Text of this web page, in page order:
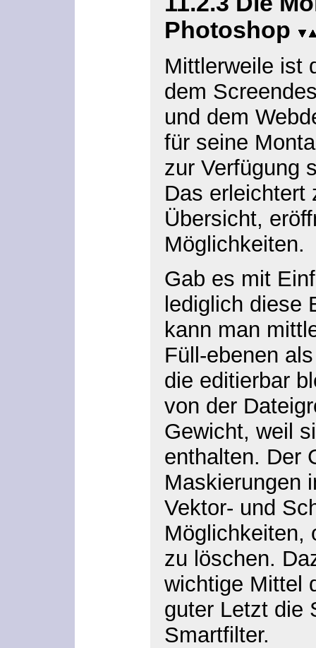
Photoshop
Mittlerweile ist
dem
und dem
für seine
zur Verfügung
Das erleichtert
Übersicht,
Möglichkeiten.
Gab es mit
lediglich diese
kann man
Füll-ebenen
die editierbar
von der
Gewicht, weil
enthalten. Der
Maskierungen
Vektor- und
Möglichkeiten,
zu löschen.
wichtige Mittel
guter Letzt die
Smartfilter.